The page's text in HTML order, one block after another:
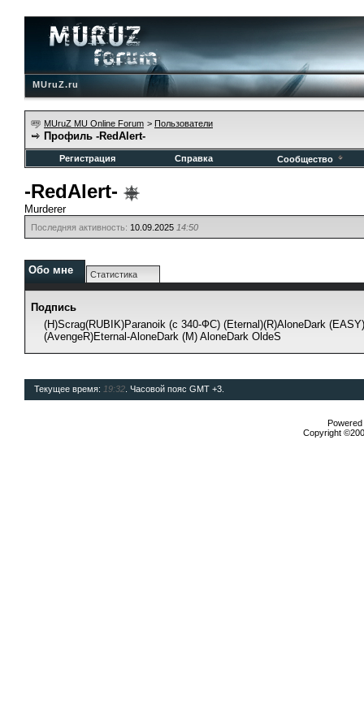
MUruZ.ru
MUruZ MU Online Forum > Пользователи
Профиль -RedAlert-
Регистрация Справка Сообщество
-RedAlert-
Murderer
Последняя активность: 10.09.2025 14:50
Обо мне Статистика
Подпись
(H)Scrag(RUBIK)Paranoik (с 340-ФС) (Eternal)(R)AloneDark
(AvengeR)Eternal-AloneDark (M) AloneDark OldeS
Текущее время: 19:32 . Часовой пояс GMT +3.
Copyright